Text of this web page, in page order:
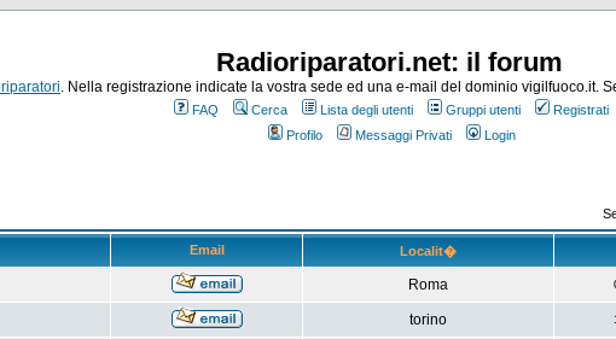
Radioriparatori.net: il forum
. Nella registrazione indicate la vostra sede ed una e-mail del dominio vigilfuoco.it.
FAQ Cerca Lista degli utenti Gruppi utenti
Registrati
Profilo
Messaggi Privati Login
Email Localit�
Roma
torino